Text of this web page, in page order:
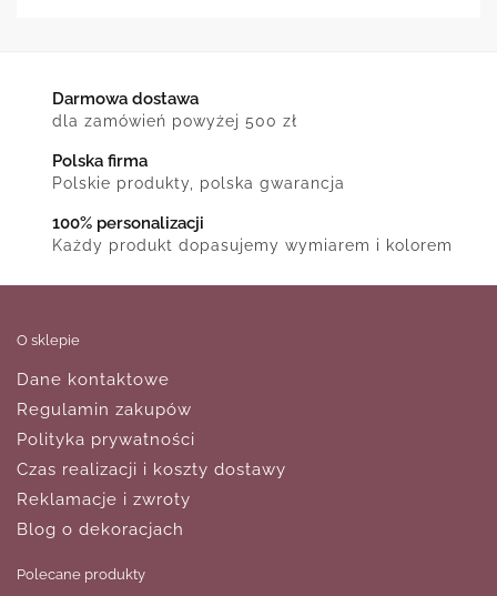
Darmowa dostawa
dla zamówień powyżej 500 zł
Polska firma
Polskie produkty, polska gwarancja
100% personalizacji
Każdy produkt dopasujemy wymiarem i kolorem
O sklepie
Dane kontaktowe
Regulamin zakupów
Polityka prywatności
Czas realizacji i koszty dostawy
Reklamacje i zwroty
Blog o dekoracjach
Polecane produkty